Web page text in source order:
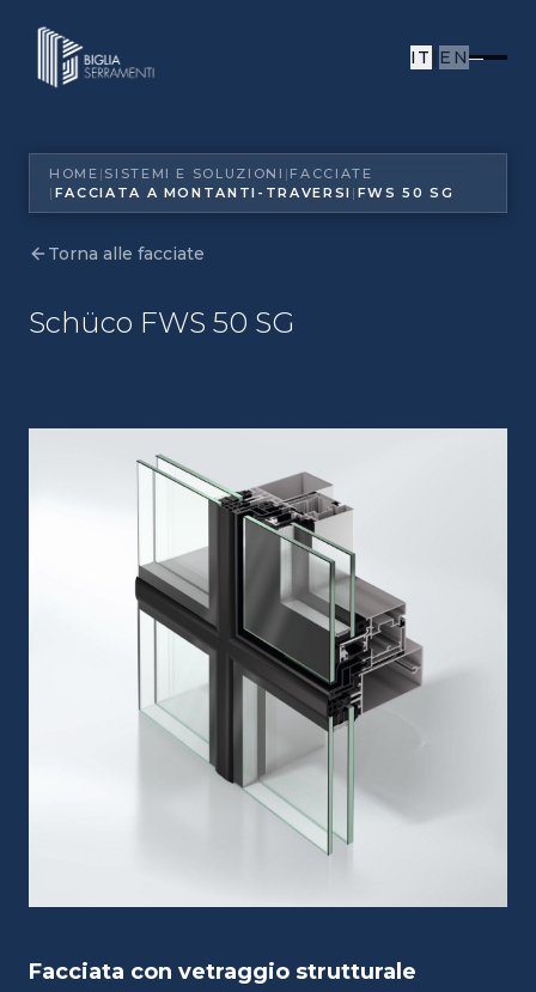
IT EN
HOME | SISTEMI E SOLUZIONI | FACCIATE
| FACCIATA A MONTANTI-TRAVERSI | FWS 50 SG
Torna alle facciate
Schüco FWS 50 SG
Facciata con vetraggio strutturale
|FACCIATA A MONTANTI-TRAVERSI|FWS 50 SG